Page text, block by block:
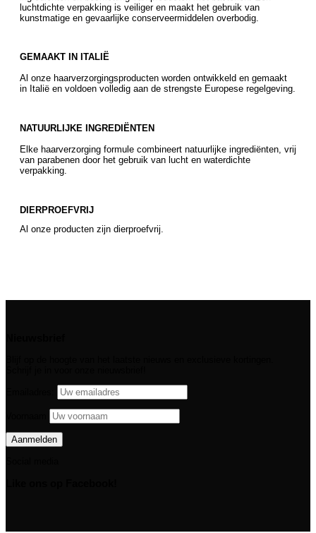
luchtdichte verpakking is veiliger en maakt het gebruik van
kunstmatige en gevaarlijke conserveermiddelen overbodig.
GEMAAKT IN ITALIË
Al onze haarverzorgingsproducten worden ontwikkeld en gemaakt
in Italië en voldoen volledig aan de strengste Europese regelgeving.
NATUURLIJKE INGREDIËNTEN
Elke haarverzorging formule combineert natuurlijke ingrediënten, vrij
van parabenen door het gebruik van lucht en waterdichte
verpakking.
DIERPROEFVRIJ
Al onze producten zijn dierproefvrij.